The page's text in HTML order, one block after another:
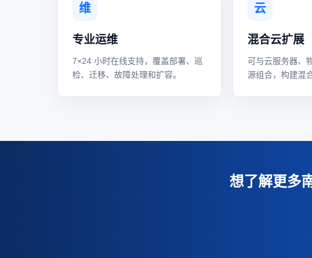
维
专业运维
7×24 小时在线支持，覆盖部署、巡
检、迁移、故障处理和扩容。
云
混合云扩展
可与云服务器、
源组合，构建混
想了解更多